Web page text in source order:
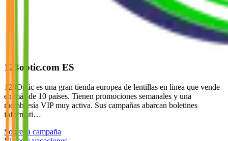
123optic.com ES
123Optic es una gran tienda europea de lentillas en línea que vende
en más de 10 países. Tienen promociones semanales y una
membresía VIP muy activa. Sus campañas abarcan boletines
informati…
Sobre la campaña